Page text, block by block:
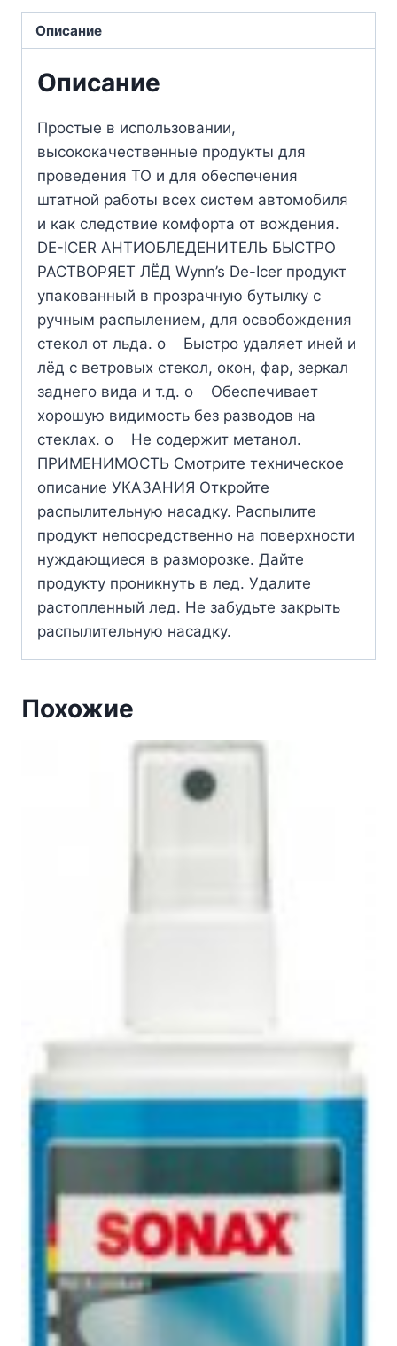
Описание
Описание
Простые в использовании,
высококачественные продукты для
проведения ТО и для обеспечения
штатной работы всех систем автомобиля
и как следствие комфорта от вождения.
DE-ICER АНТИОБЛЕДЕНИТЕЛЬ БЫСТРО
РАСТВОРЯЕТ ЛЁД Wynn’s De-Icer продукт
упакованный в прозрачную бутылку с
ручным распылением, для освобождения
стекол от льда. o Быстро удаляет иней и
лёд с ветровых стекол, окон, фар, зеркал
заднего вида и т.д. o Обеспечивает
хорошую видимость без разводов на
стеклах. o Не содержит метанол.
ПРИМЕНИМОСТЬ Смотрите техническое
описание УКАЗАНИЯ Откройте
распылительную насадку. Распылите
продукт непосредственно на поверхности
нуждающиеся в разморозке. Дайте
продукту проникнуть в лед. Удалите
растопленный лед. Не забудьте закрыть
распылительную насадку.
Похожие